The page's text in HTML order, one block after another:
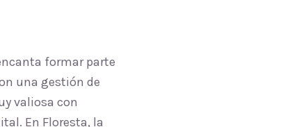
formar parte
una gestión de
valiosa con
En Floresta, la